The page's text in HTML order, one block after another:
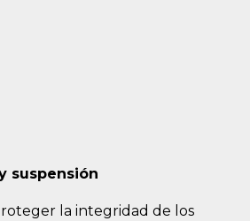
suspensión
la integridad de los